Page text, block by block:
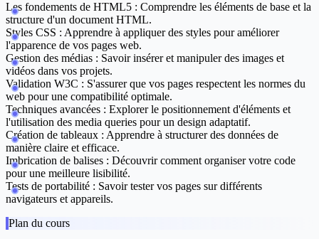
Les fondements de HTML5 : Comprendre les éléments de base et la
structure d'un document HTML.
Styles CSS : Apprendre à appliquer des styles pour améliorer
l'apparence de vos pages web.
Gestion des médias : Savoir insérer et manipuler des images et
vidéos dans vos projets.
Validation W3C : S'assurer que vos pages respectent les normes du
web pour une compatibilité optimale.
Techniques avancées : Explorer le positionnement d'éléments et
l'utilisation des media queries pour un design adaptatif.
Création de tableaux : Apprendre à structurer des données de
manière claire et efficace.
Imbrication de balises : Découvrir comment organiser votre code
pour une meilleure lisibilité.
Tests de portabilité : Savoir tester vos pages sur différents
navigateurs et appareils.
Plan du cours